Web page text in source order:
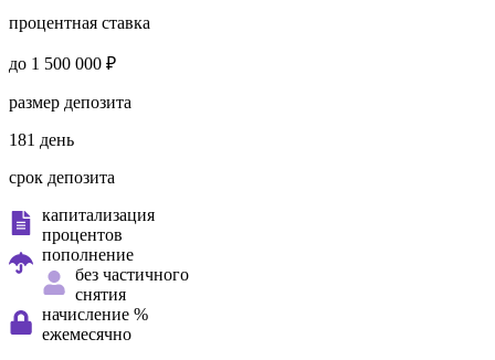
процентная ставка
до 1 500 000 ₽
размер депозита
181 день
срок депозита
капитализация
процентов
пополнение
без частичного
снятия
начисление %
ежемесячно